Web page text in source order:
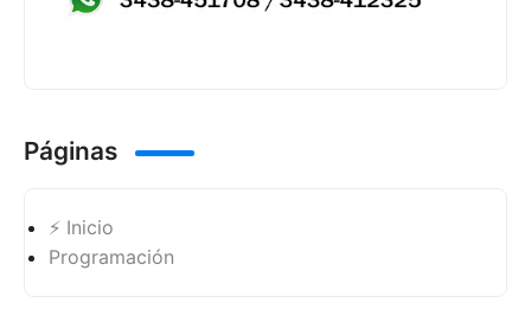
Páginas
⚡ Inicio
Programación